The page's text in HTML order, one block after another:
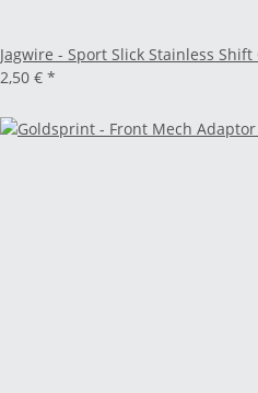
Jagwire - Sport Slick Stainless
2,50 € *